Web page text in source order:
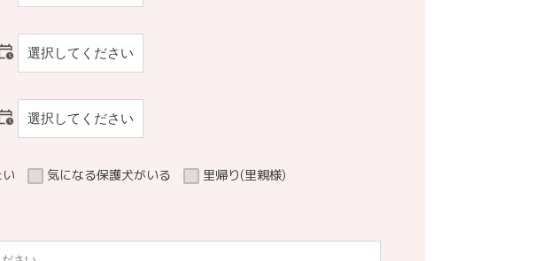
気になる保護犬がいる
里帰り(里親様)